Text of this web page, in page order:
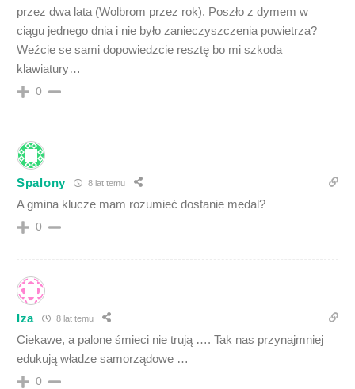
przez dwa lata (Wolbrom przez rok). Poszło z dymem w
ciągu jednego dnia i nie było zanieczyszczenia powietrza?
Weźcie se sami dopowiedzcie resztę bo mi szkoda
klawiatury…
0
Spalony 8 lat temu
A gmina klucze mam rozumieć dostanie medal?
0
Iza 8 lat temu
Ciekawe, a palone śmieci nie trują …. Tak nas przynajmniej
edukują władze samorządowe …
0